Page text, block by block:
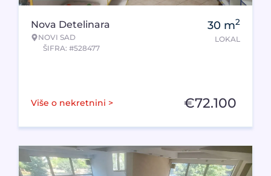
Nova Detelinara
NOVI SAD
ŠIFRA: #528477
30 m2
LOKAL
Više o nekretnini > €72.100